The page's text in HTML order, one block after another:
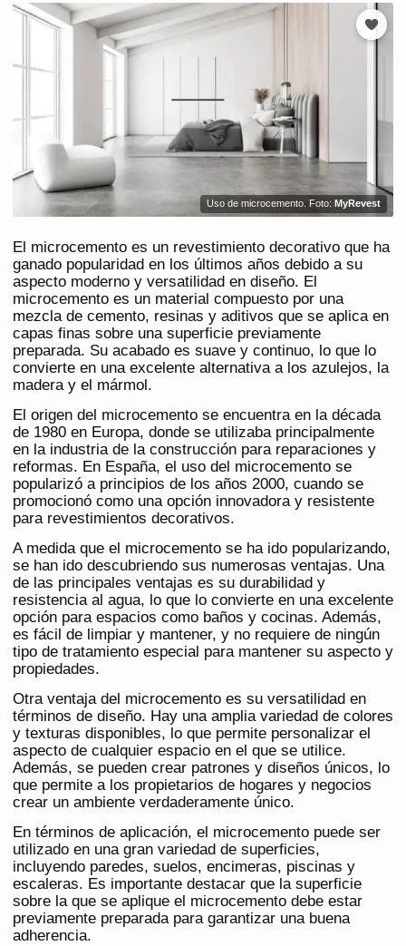
Uso de microcemento. Foto: MyRevest
El microcemento es un revestimiento decorativo que ha
ganado popularidad en los últimos años debido a su
aspecto moderno y versatilidad en diseño. El
microcemento es un material compuesto por una
mezcla de cemento, resinas y aditivos que se aplica en
capas finas sobre una superficie previamente
preparada. Su acabado es suave y continuo, lo que lo
convierte en una excelente alternativa a los azulejos, la
madera y el mármol.
El origen del microcemento se encuentra en la década
de 1980 en Europa, donde se utilizaba principalmente
en la industria de la construcción para reparaciones y
reformas. En España, el uso del microcemento se
popularizó a principios de los años 2000, cuando se
promocionó como una opción innovadora y resistente
para revestimientos decorativos.
A medida que el microcemento se ha ido popularizando,
se han ido descubriendo sus numerosas ventajas. Una
de las principales ventajas es su durabilidad y
resistencia al agua, lo que lo convierte en una excelente
opción para espacios como baños y cocinas. Además,
es fácil de limpiar y mantener, y no requiere de ningún
tipo de tratamiento especial para mantener su aspecto y
propiedades.
Otra ventaja del microcemento es su versatilidad en
términos de diseño. Hay una amplia variedad de colores
y texturas disponibles, lo que permite personalizar el
aspecto de cualquier espacio en el que se utilice.
Además, se pueden crear patrones y diseños únicos, lo
que permite a los propietarios de hogares y negocios
crear un ambiente verdaderamente único.
En términos de aplicación, el microcemento puede ser
utilizado en una gran variedad de superficies,
incluyendo paredes, suelos, encimeras, piscinas y
escaleras. Es importante destacar que la superficie
sobre la que se aplique el microcemento debe estar
previamente preparada para garantizar una buena
adherencia.